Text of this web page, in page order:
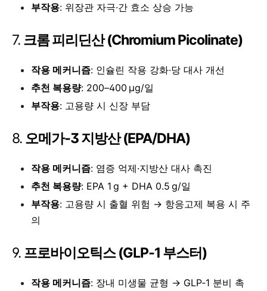
부작용: 위장관 자극·간 효소 상승 가능
7. 크롬 피리딘산 (Chromium Picolinate)
작용 메커니즘: 인슐린 작용 강화·당 대사 개선
추천 복용량: 200–400 µg/일
부작용: 고용량 시 신장 부담
8. 오메가‑3 지방산 (EPA/DHA)
작용 메커니즘: 염증 억제·지방산 대사 촉진
추천 복용량: EPA 1 g + DHA 0.5 g/일
부작용: 고용량 시 출혈 위험 → 항응고제 복용 시 주
의
9. 프로바이오틱스 (GLP‑1 부스터)
작용 메커니즘: 장내 미생물 균형 → GLP‑1 분비 촉